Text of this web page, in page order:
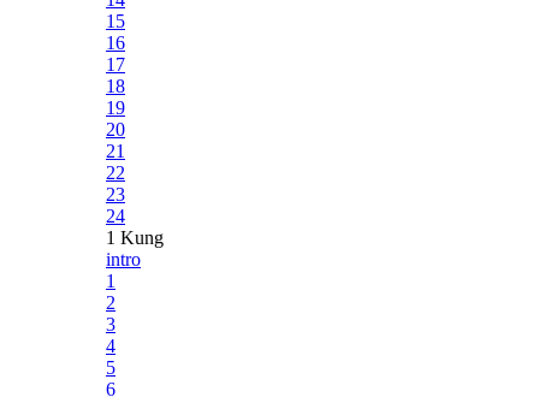
15
16
17
18
19
20
21
22
23
24
1 Kung
intro
1
2
3
4
5
6